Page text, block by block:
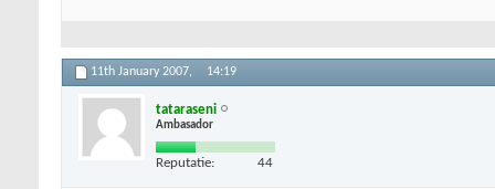
11th January 2007, 14:19
tataraseni
Ambasador
Reputatie: 44